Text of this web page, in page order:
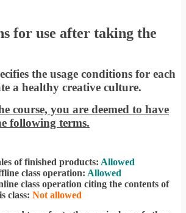
for use after taking the
the usage conditions for each
a healthy creative culture.
course, you are deemed to have
following terms.
of finished products: Allowed
class operation: Allowed
class operation citing the contents of
class: Not allowed